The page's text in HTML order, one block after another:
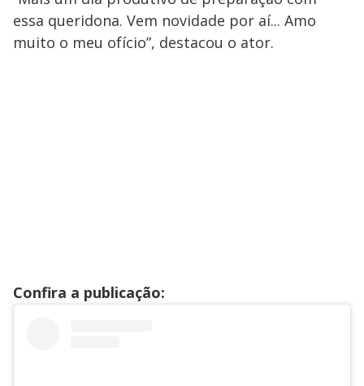
essa queridona. Vem novidade por aí... Amo
muito o meu ofício”, destacou o ator.
Confira a publicação: